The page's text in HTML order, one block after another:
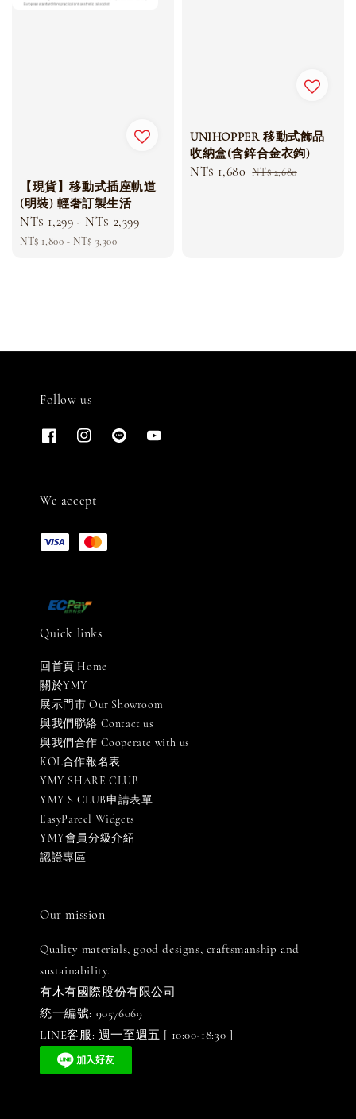
【現貨】移動式插座軌道
(明裝) 輕奢訂製生活
Sale
price
NT$ 1,299 - NT$ 2,399
NT$ 1,800-NT$ 3,300
UNIHOPPER 移動式飾品
收納盒(含鋅合金衣鉤)
Sale
NT$ 1,680 Regular
NT$ 2,680
Follow us
We accept
Quick links
回首頁 Home
關於YMY
展示門市 Our Showroom
與我們聯絡 Contact us
與我們合作 Cooperate with us
KOL合作報名表
YMY SHARE CLUB
YMY S CLUB申請表單
EasyParcel Widgets
YMY會員分級介紹
認證專區
Our mission
Quality materials, good designs, craftsmanship and
sustainability.
有木有國際股份有限公司
統一編號: 90576069
LINE客服: 週一至週五 [ 10:00-18:30 ]